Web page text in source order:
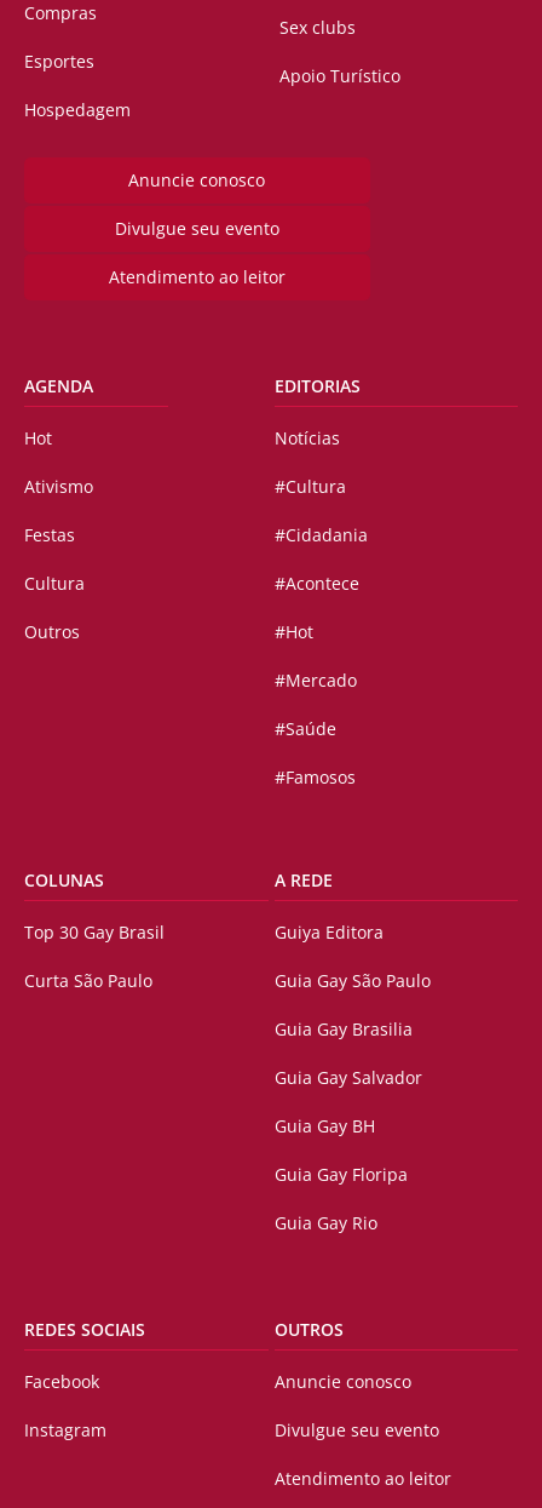
Compras
Esportes
Hospedagem
Sex clubs
Apoio Turístico
Anuncie conosco
Divulgue seu evento
Atendimento ao leitor
AGENDA
Hot
Ativismo
Festas
Cultura
Outros
EDITORIAS
Notícias
#Cultura
#Cidadania
#Acontece
#Hot
#Mercado
#Saúde
#Famosos
COLUNAS
Top 30 Gay Brasil
Curta São Paulo
A REDE
Guiya Editora
Guia Gay São Paulo
Guia Gay Brasilia
Guia Gay Salvador
Guia Gay BH
Guia Gay Floripa
Guia Gay Rio
REDES SOCIAIS
Facebook
Instagram
OUTROS
Anuncie conosco
Divulgue seu evento
Atendimento ao leitor